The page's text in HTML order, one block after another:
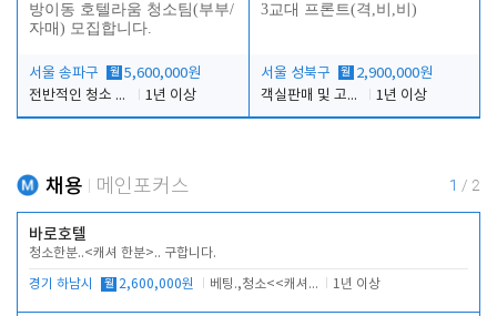
방이동 호텔라움 청소팀(부부/
자매) 모집합니다.
서울 송파구 월 5,600,000원
전반적인 청소 업무(객실청소.객실정리)
1년 이상
3교대 프론트(격,비,비)
서울 성북구 월 2,900,000원
객실판매 및 고객응대
1년 이상
채용 메인포커스 1 / 2
바로호텔
청소한분..<캐셔 한분>.. 구합니다.
경기 하남시 월 2,600,000원 베팅.,청소<<캐셔 모셔봅니다. 1년 이상